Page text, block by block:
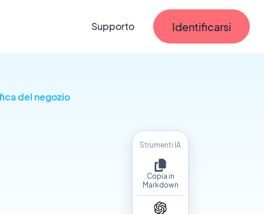
Supporto Identificarsi
Strumenti IA
Copia in
Markdown
del negozio